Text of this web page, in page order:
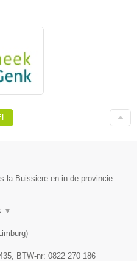
la Buissiere en in de provincie
▼
Limburg)
, BTW-nr: 0822 270 186